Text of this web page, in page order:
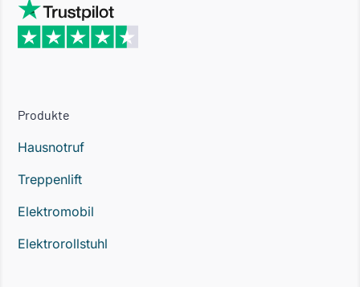
Produkte
Hausnotruf
Treppenlift
Elektromobil
Elektrorollstuhl